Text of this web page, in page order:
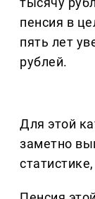
пенсия в
пять лет
рублей.
Для этой
заметно